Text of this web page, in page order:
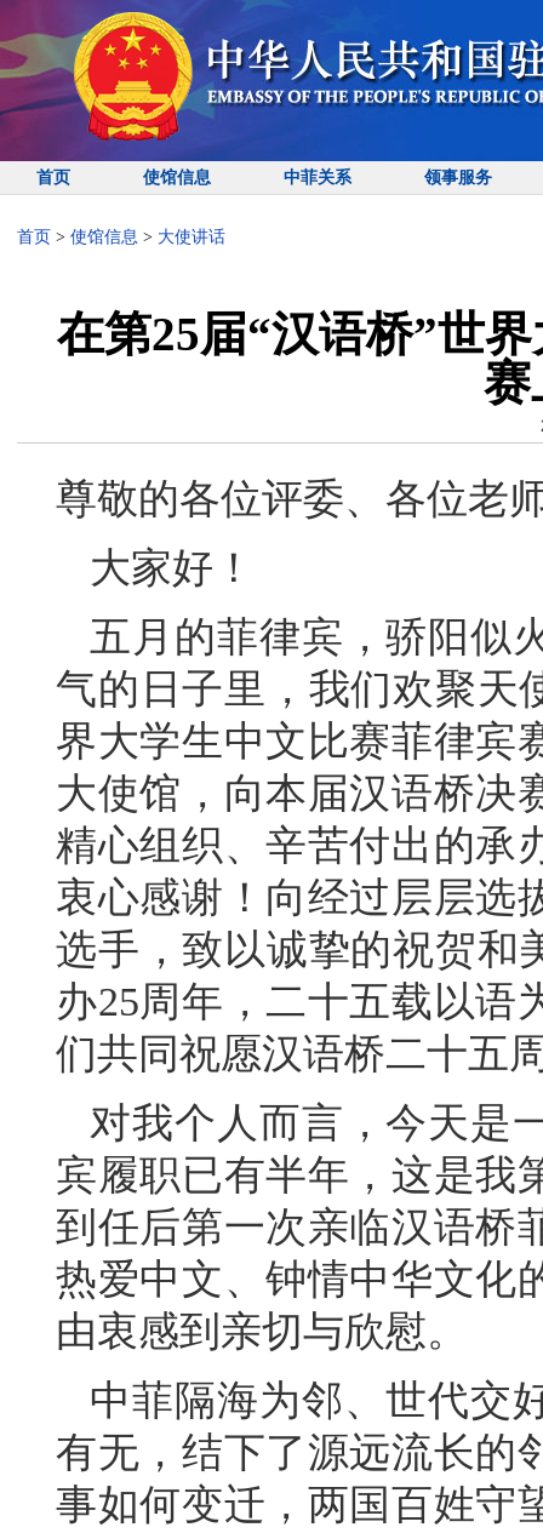
首页 使馆信息 中菲关系 领事服务
首页 > 使馆信息 > 大使讲话
在第25届“汉语桥”世
赛
尊敬的各位评委、各位老
大家好！
五月的菲律宾，骄阳似
气的日子里，我们欢聚天
界大学生中文比赛菲律宾
大使馆，向本届汉语桥决
精心组织、辛苦付出的承
衷心感谢！向经过层层选
选手，致以诚挚的祝贺和
办25周年，二十五载以语
们共同祝愿汉语桥二十五
对我个人而言，今天是
宾履职已有半年，这是我
到任后第一次亲临汉语桥
热爱中文、钟情中华文化
由衷感到亲切与欣慰。
中菲隔海为邻、世代交
有无，结下了源远流长的
事如何变迁，两国百姓守